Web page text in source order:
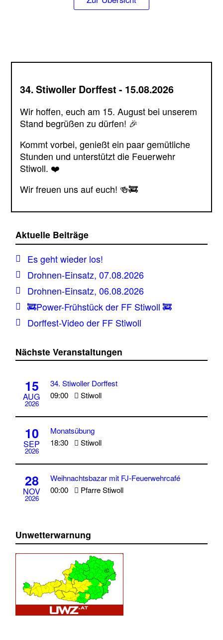
34. Stiwoller Dorffest - 15.08.2026
Wir hoffen, euch am 15. August bei unserem
Stand begrüßen zu dürfen! 🎉
Kommt vorbei, genießt ein paar gemütliche
Stunden und unterstützt die Feuerwehr
Stiwoll. ❤️
Wir freuen uns auf euch! 🍻🚒
Aktuelle Beiträge
Es geht wieder los!
Drohnen-Einsatz, 07.08.2026
Drohnen-Einsatz, 06.08.2026
🚒Power-Frühstück der FF Stiwoll 🚒
Dorffest-Video der FF Stiwoll
Nächste Veranstaltungen
15
AUG
2026
34. Stiwoller Dorffest
09:00
Stiwoll
10
SEP
2026
Monatsübung
18:30
Stiwoll
28
NOV
2026
Weihnachtsbazar mit FJ-Feuerwehrcafé
00:00
Pfarre Stiwoll
Unwetterwarnung